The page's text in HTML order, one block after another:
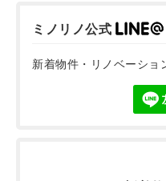
ミノリノ公式
新着物件・リノベーショ